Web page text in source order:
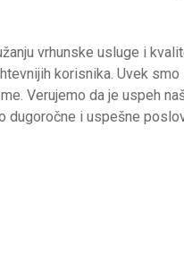
vrhunske usluge i
korisnika. Uvek
Verujemo da je uspeh
dugoročne i uspešne